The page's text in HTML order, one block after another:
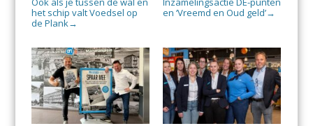
het schip valt Voedsel op
de Plank→
en ‘Vreemd en Oud geld’→